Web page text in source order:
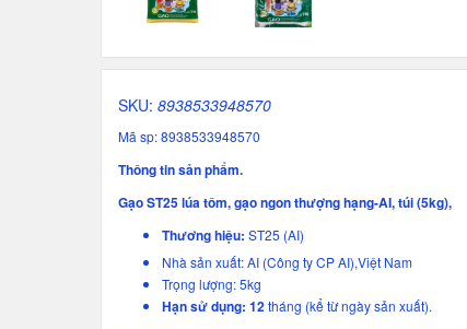
SKU: 8938533948570
Mã sp: 8938533948570
Thông tin sản phẩm.
Gạo ST25 lúa tôm, gạo ngon thượng hạng-AI, túi (5kg),
Thương hiệu: ST25 (AI)
Nhà sản xuất: AI (Công ty CP AI),Việt Nam
Trọng lượng: 5kg
Hạn sử dụng: 12tháng (kể từ ngày sản xuất).